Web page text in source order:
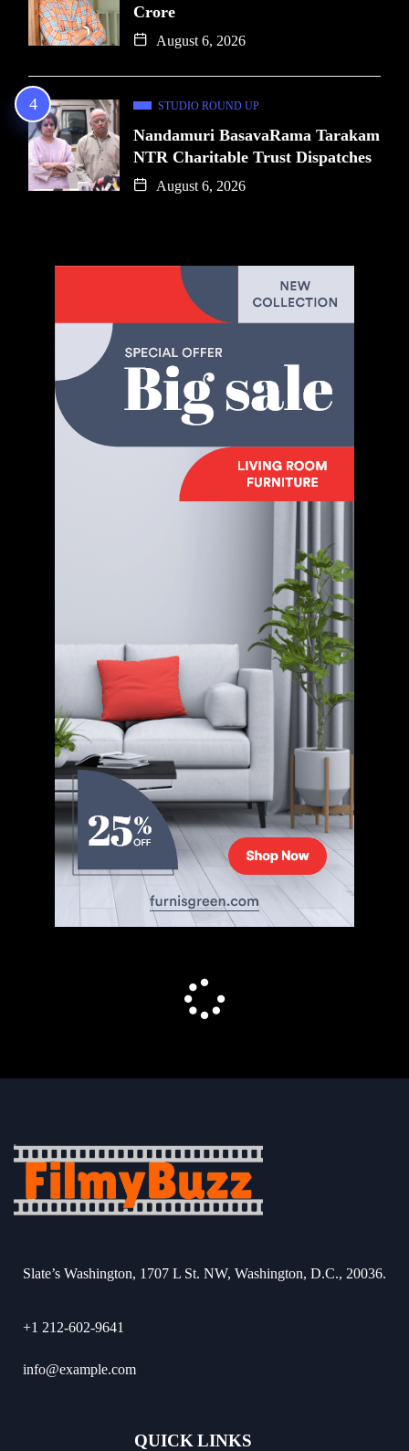
Crore
August 6, 2026
STUDIO ROUND UP
Nandamuri BasavaRama Tarakam
NTR Charitable Trust Dispatches
August 6, 2026
Slate’s Washington, 1707 L St. NW, Washington, D.C., 20036.
+1 212-602-9641
info@example.com
QUICK LINKS